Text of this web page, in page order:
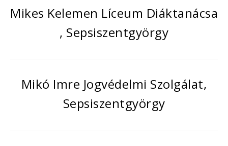
Mikes Kelemen Líceum Diáktanácsa
, Sepsiszentgyörgy
Mikó Imre Jogvédelmi Szolgálat,
Sepsiszentgyörgy